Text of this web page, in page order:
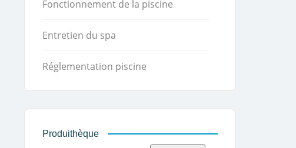
Fonctionnement de la piscine
Entretien du spa
Réglementation piscine
Produithèque